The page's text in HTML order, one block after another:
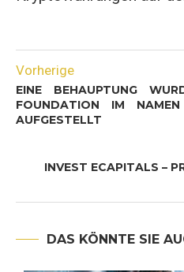
Vorherige
EINE BEHAUPTUNG
FOUNDATION IM
AUFGESTELLT
INVEST ECAPITALS –
DAS KÖNNTE SIE